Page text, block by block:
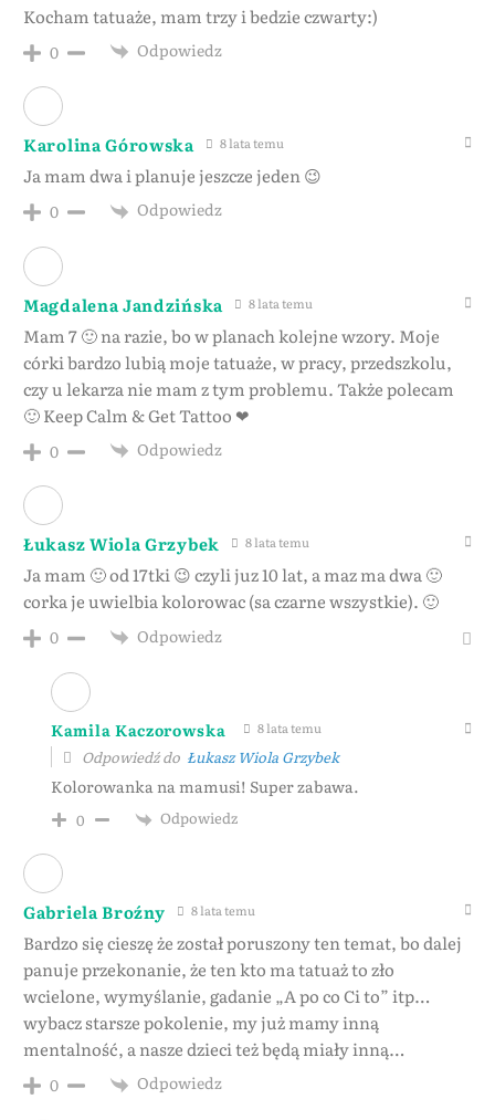
Kocham tatuaże, mam trzy i bedzie czwarty:)
0 Odpowiedz
Karolina Górowska 8 lata temu
Ja mam dwa i planuje jeszcze jeden 😉
0 Odpowiedz
Magdalena Jandzińska 8 lata temu
Mam 7 🙂 na razie, bo w planach kolejne wzory. Moje
córki bardzo lubią moje tatuaże, w pracy, przedszkolu,
czy u lekarza nie mam z tym problemu. Także polecam
🙂 Keep Calm & Get Tattoo ❤
0 Odpowiedz
Łukasz Wiola Grzybek 8 lata temu
Ja mam 🙂 od 17tki 😉 czyli juz 10 lat, a maz ma dwa 🙂
corka je uwielbia kolorowac (sa czarne wszystkie). 🙂
0 Odpowiedz
Kamila Kaczorowska 8 lata temu
Odpowiedź do Łukasz Wiola Grzybek
Kolorowanka na mamusi! Super zabawa.
0 Odpowiedz
Gabriela Broźny 8 lata temu
Bardzo się cieszę że został poruszony ten temat, bo dalej
panuje przekonanie, że ten kto ma tatuaż to zło
wcielone, wymyślanie, gadanie „A po co Ci to” itp…
wybacz starsze pokolenie, my już mamy inną
mentalność, a nasze dzieci też będą miały inną…
0 Odpowiedz